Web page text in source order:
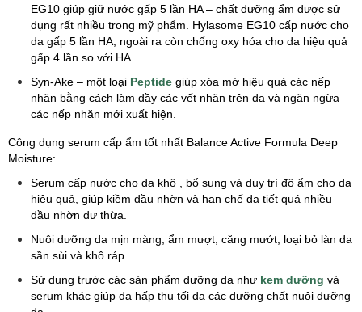
EG10 giúp giữ nước gấp 5 lần HA – chất dưỡng ẩm được sử
dụng rất nhiều trong mỹ phẩm. Hylasome EG10 cấp nước cho
da gấp 5 lần HA, ngoài ra còn chống oxy hóa cho da hiệu quả
gấp 4 lần so với HA.
Syn-Ake – một loại Peptide giúp xóa mờ hiệu quả các nếp
nhăn bằng cách làm đầy các vết nhăn trên da và ngăn ngừa
các nếp nhăn mới xuất hiện.
Công dụng serum cấp ẩm tốt nhất Balance Active Formula Deep
Moisture:
Serum cấp nước cho da khô , bổ sung và duy trì độ ẩm cho da
hiệu quả, giúp kiềm dầu nhờn và hạn chế da tiết quá nhiều
dầu nhờn dư thừa.
Nuôi dưỡng da mịn màng, ẩm mượt, căng mướt, loại bỏ làn da
sần sùi và khô ráp.
Sử dụng trước các sản phẩm dưỡng da như kem dưỡng và
serum khác giúp da hấp thụ tối đa các dưỡng chất nuôi dưỡng